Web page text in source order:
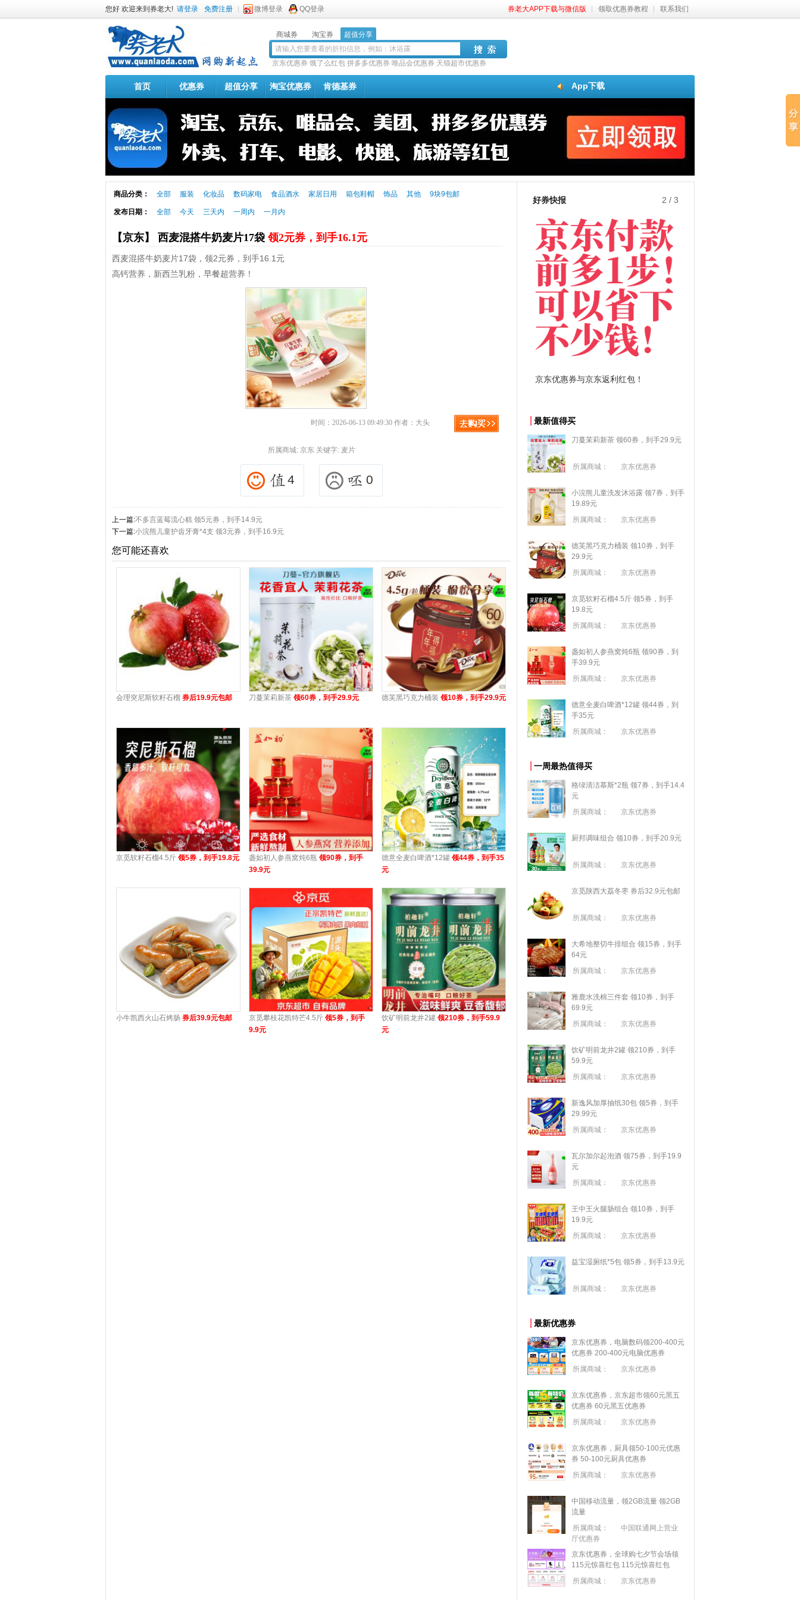
您好 欢迎来到券老大! 请登录 免费注册 微博登录 QQ登录 券老大APP下载与微信版 领取优惠券教程 联系我们
商城券 淘宝券 超值分享
京东优惠券 饿了么红包 拼多多优惠券 唯品会优惠券 天猫超市优惠券
App下载
首页 优惠券 超值分享 淘宝优惠券 肯德基券
商品分类： 全部 服装 化妆品 数码家电 食品酒水 家居日用 箱包鞋帽 饰品 其他 9块9包邮
发布日期： 全部 今天 三天内 一周内 一月内
【京东】 西麦混搭牛奶麦片17袋领2元券，到手16.1元
西麦混搭牛奶麦片17袋，领2元券，到手16.1元
高钙营养，新西兰乳粉，早餐超营养！
时间：2026-06-13 09:49:30 作者：大头
所属商城: 京东关键字: 麦片
4 0
上一篇:不多言蓝莓流心糕 领5元券，到手14.9元
下一篇:小浣熊儿童护齿牙膏*4支 领3元券，到手16.9元
您可能还喜欢
会理突尼斯软籽石榴 券后19.9元包邮 刀蔓茉莉新茶 领60券，到手29.9元 德芙黑巧克力桶装 领10券，到手29.9元
京觅软籽石榴4.5斤 领5券，到手19.8元 盏如初人参燕窝炖6瓶 领90券，到手
39.9元
德意全麦白啤酒*12罐 领44券，到手35
元
小牛凯西火山石烤肠 券后39.9元包邮 京觅攀枝花凯特芒4.5斤 领5券，到手
9.9元
饮矿明前龙井2罐 领210券，到手59.9
元
好券快报 3 / 3
淘宝优惠券+淘宝返利 京东优惠券与京东返利红包！
最新值得买
刀蔓茉莉新茶 领60券，到手29.9元
所属商城： 京东优惠券
小浣熊儿童洗发沐浴露 领7券，到手
19.89元
所属商城：
京东优惠券
德芙黑巧克力桶装 领10券，到手
29.9元
所属商城：
京东优惠券
京觅软籽石榴4.5斤 领5券，到手
19.8元
所属商城：
京东优惠券
盏如初人参燕窝炖6瓶 领90券，到
手39.9元
所属商城：
京东优惠券
德意全麦白啤酒*12罐 领44券，到
手35元
所属商城：
京东优惠券
一周最热值得买
格绿清洁慕斯*2瓶 领7券，到手14.4
元
所属商城：
京东优惠券
厨邦调味组合 领10券，到手20.9元
所属商城： 京东优惠券
京觅陕西大荔冬枣 券后32.9元包邮
所属商城： 京东优惠券
大希地整切牛排组合 领15券，到手
64元
所属商城：
京东优惠券
雅鹿水洗棉三件套 领10券，到手
69.9元
所属商城：
京东优惠券
饮矿明前龙井2罐 领210券，到手
59.9元
所属商城：
京东优惠券
新逸风加厚抽纸30包 领5券，到手
29.99元
所属商城：
京东优惠券
瓦尔加尔起泡酒 领75券，到手19.9
元
所属商城：
京东优惠券
王中王火腿肠组合 领10券，到手
19.9元
所属商城：
京东优惠券
益宝湿厕纸*5包 领5券，到手13.9元
所属商城： 京东优惠券
最新优惠券
京东优惠券，电脑数码领200-400元
优惠券 200-400元电脑优惠券
所属商城：
京东优惠券
京东优惠券，京东超市领60元黑五
优惠券 60元黑五优惠券
所属商城：
京东优惠券
京东优惠券，厨具领50-100元优惠
券 50-100元厨具优惠券
所属商城：
京东优惠券
中国移动流量，领2GB流量 领2GB
流量
所属商城：
中国联通网上营业
厅优惠券
京东优惠券，全球购七夕节会场领
115元惊喜红包 115元惊喜红包
所属商城：
京东优惠券